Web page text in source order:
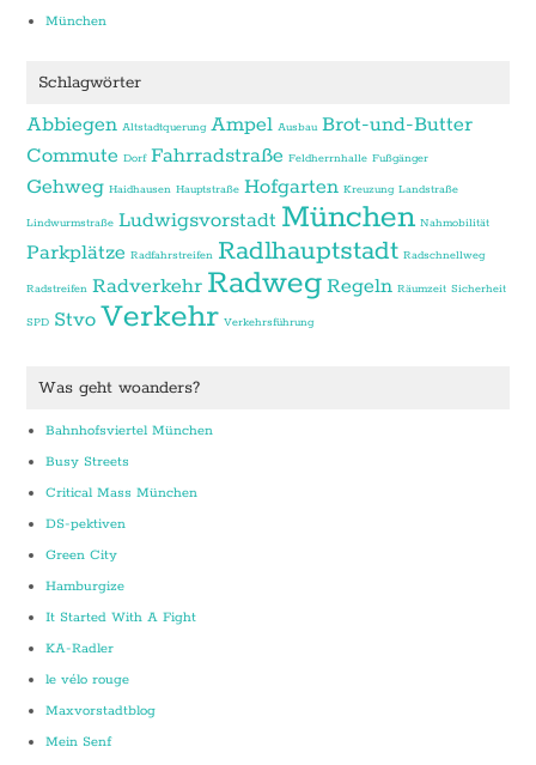
München
Schlagwörter
Abbiegen Altstadtquerung Ampel Ausbau Brot-und-Butter
Commute Dorf Fahrradstraße Feldherrnhalle Fußgänger
Gehweg Haidhausen Hauptstraße Hofgarten Kreuzung Landstraße
Lindwurmstraße Ludwigsvorstadt München Nahmobilität
Parkplätze Radfahrstreifen Radlhauptstadt Radschnellweg
Radstreifen Radverkehr Radweg Regeln Räumzeit Sicherheit
SPD Stvo Verkehr Verkehrsführung
Was geht woanders?
Bahnhofsviertel München
Busy Streets
Critical Mass München
DS-pektiven
Green City
Hamburgize
It Started With A Fight
KA-Radler
le vélo rouge
Maxvorstadtblog
Mein Senf